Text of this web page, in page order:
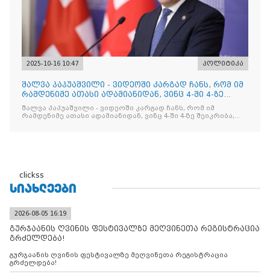
2025-10-16 10:47 პოლიტიკა
შალვა პაპუაშვილი - ვიდეოში კარგად ჩანს, რომ იმ
რამდენიმე ათასი ადამიანიდან, ვინც 4-ში 4-ზე
შეიკრიბა,
შალვა პაპუაშვილი - ვიდეოში კარგად ჩანს, რომ იმ
რამდენიმე ათასი ადამიანიდან, ვინც 4-ში 4-ზე შეიკრიბა,
clickss
ᲡᲘᲐᲮᲚᲔᲔᲑᲘ
2026-08-05 16:19
გურჯაანის ღვინის ფესტივალზე მეღვინეთა რეგისტრაცია
გრძელდება!
გურჯაანის ღვინის ფესტივალზე მეღვინეთა რეგისტრაცია
გრძელდება!